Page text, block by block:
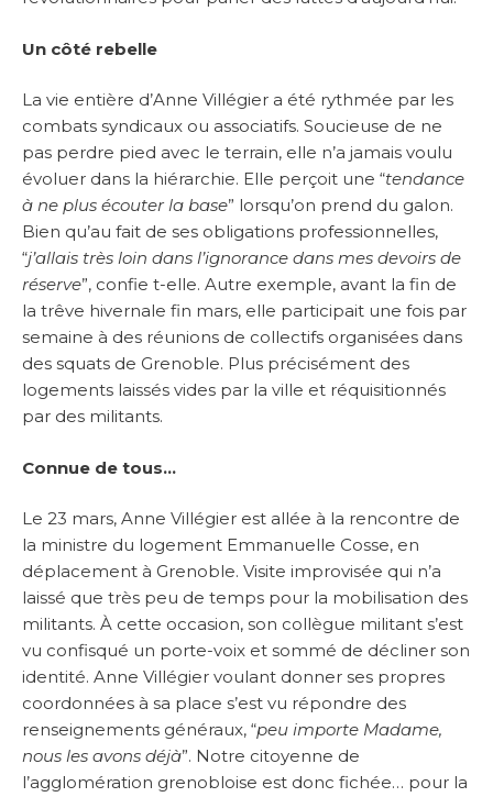
Un côté rebelle
La vie entière d’Anne Villégier a été rythmée par les
combats syndicaux ou associatifs. Soucieuse de ne
pas perdre pied avec le terrain, elle n’a jamais voulu
évoluer dans la hiérarchie. Elle perçoit une “tendance
à ne plus écouter la base” lorsqu’on prend du galon.
Bien qu’au fait de ses obligations professionnelles,
“j’allais très loin dans l’ignorance dans mes devoirs de
réserve”, confie t-elle. Autre exemple, avant la fin de
la trêve hivernale fin mars, elle participait une fois par
semaine à des réunions de collectifs organisées dans
des squats de Grenoble. Plus précisément des
logements laissés vides par la ville et réquisitionnés
par des militants.
Connue de tous…
Le 23 mars, Anne Villégier est allée à la rencontre de
la ministre du logement Emmanuelle Cosse, en
déplacement à Grenoble. Visite improvisée qui n’a
laissé que très peu de temps pour la mobilisation des
militants. À cette occasion, son collègue militant s’est
vu confisqué un porte-voix et sommé de décliner son
identité. Anne Villégier voulant donner ses propres
coordonnées à sa place s’est vu répondre des
renseignements généraux, “peu importe Madame,
nous les avons déjà”. Notre citoyenne de
l’agglomération grenobloise est donc fichée… pour la